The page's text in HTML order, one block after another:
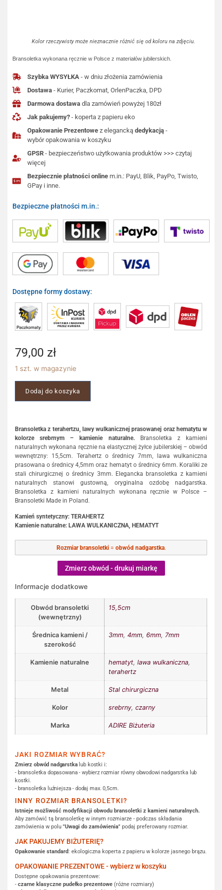
Kolor rzeczywisty może nieznacznie różnić się od koloru na zdjęciu.
Bransoletka wykonana ręcznie w Polsce z materiałów jubilerskich.
Szybka WYSYŁKA - w dniu złożenia zamówienia
Dostawa - Kurier, Paczkomat, OrlenPaczka, DPD
Darmowa dostawa dla zamówień powyżej 180zł
Jak pakujemy? - koperta z papieru eko
Opakowanie Prezentowe z eleganckądedykacją -
wybór opakowania w koszyku
GPSR - bezpieczeństwo użytkowania produktów >>> czytaj
więcej
Bezpiecznie płatności online m.in.: PayU, Blik, PayPo, Twisto,
GPay i inne.
Bezpieczne płatności m.in.:
Dostępne formy dostawy:
79,00 zł
1 szt. w magazynie
Dodaj do koszyka
Bransoletka z terahertzu, lawy wulkanicznej prasowanej oraz hematytu w
kolorze srebrnym – kamienie naturalne.Bransoletka z kamieni
naturalnych wykonana ręcznie na elastycznej żyłce jubilerskiej – obwód
wewnętrzny: 15,5cm. Terahertz o średnicy 7mm, lawa wulkaniczna
prasowana o średnicy 4,5mm oraz hematyt o średnicy 6mm. Koraliki ze
stali chirurgicznej o średnicy 3mm. Elegancka bransoletka z kamieni
naturalnych stanowi gustowną, oryginalna ozdobę nadgarstka.
Bransoletka z kamieni naturalnych wykonana ręcznie w Polsce –
Bransoletki Made in Poland.
Kamień syntetyczny: TERAHERTZ
Kamienie naturalne: LAWA WULKANICZNA, HEMATYT
Rozmiar bransoletki= obwód nadgarstka.
Zmierz obwód - drukuj miarkę
Informacje dodatkowe
Obwód bransoletki
(wewnętrzny)
15,5cm
Średnica kamieni /
szerokość
3mm, 4mm, 6mm, 7mm
Kamienie naturalne hematyt, lawa wulkaniczna,
terahertz
Metal Stal chirurgiczna
Kolor srebrny, czarny
Marka ADIRE Biżuteria
JAKI ROZMIAR WYBRAĆ?
Zmierz obwód nadgarstkalub kostki i:
- bransoletka dopasowana - wybierz rozmiar równy obwodowi nadgarstka lub
kostki.
- bransoletka luźniejsza - dodaj max. 0,5cm.
INNY ROZMIAR BRANSOLETKI?
Istnieje możliwość modyfikacji obwodu bransoletki z kamieni naturalnych.
Aby zamówić tą bransoletkę w innym rozmiarze - podczas składania
zamówienia w polu "Uwagi do zamówienia" podaj preferowany rozmiar.
JAK PAKUJEMY BIŻUTERIĘ?
Opakowanie standard: ekologiczna koperta z papieru w kolorze jasnego brązu.
OPAKOWANIE PREZENTOWE - wybierz w koszyku
Dostępne opakowania prezentowe:
- czarne klasyczne pudełko prezentowe (różne rozmiary)